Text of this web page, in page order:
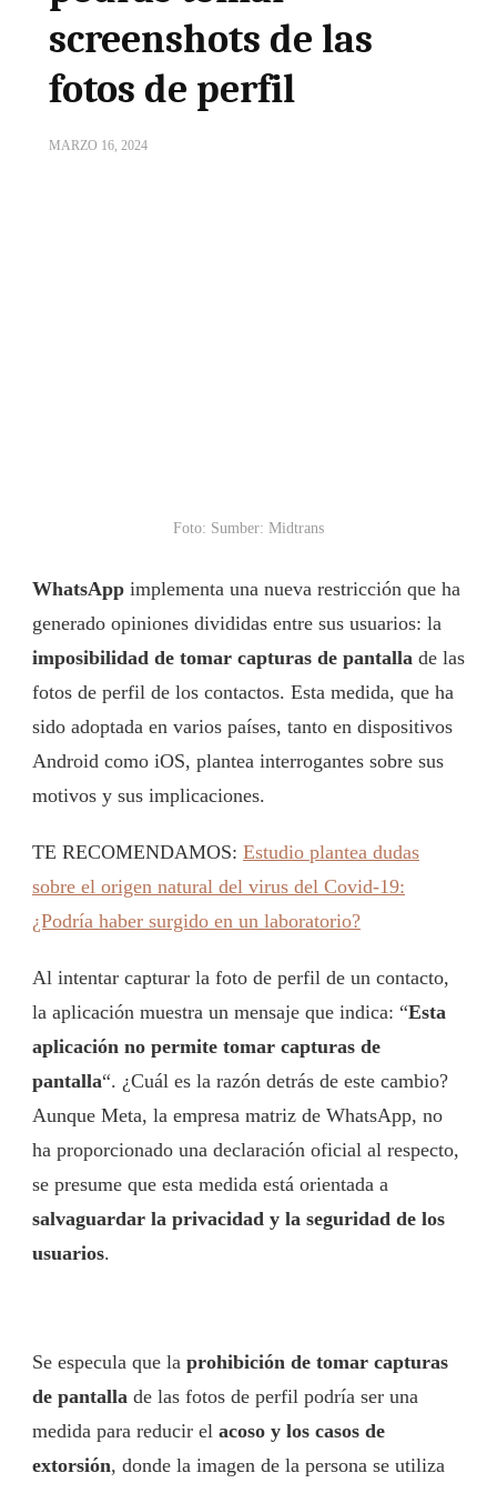
screenshots de las
fotos de perfil
MARZO 16, 2024
Foto: Sumber: Midtrans
WhatsApp implementa una nueva restricción que ha
generado opiniones divididas entre sus usuarios: la
imposibilidad de tomar capturas de pantalla de las
fotos de perfil de los contactos. Esta medida, que ha
sido adoptada en varios países, tanto en dispositivos
Android como iOS, plantea interrogantes sobre sus
motivos y sus implicaciones.
TE RECOMENDAMOS: Estudio plantea dudas
sobre el origen natural del virus del Covid-19:
¿Podría haber surgido en un laboratorio?
Al intentar capturar la foto de perfil de un contacto,
la aplicación muestra un mensaje que indica: “Esta
aplicación no permite tomar capturas de
pantalla“. ¿Cuál es la razón detrás de este cambio?
Aunque Meta, la empresa matriz de WhatsApp, no
ha proporcionado una declaración oficial al respecto,
se presume que esta medida está orientada a
salvaguardar la privacidad y la seguridad de los
usuarios.
Se especula que la prohibición de tomar capturas
de pantalla de las fotos de perfil podría ser una
medida para reducir el acoso y los casos de
extorsión, donde la imagen de la persona se utiliza